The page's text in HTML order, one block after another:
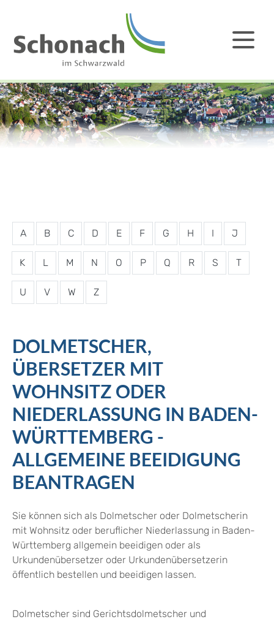
A B C D E F G H I J
K L M N O P Q R S T
U V W Z
DOLMETSCHER,
ÜBERSETZER MIT
WOHNSITZ ODER
NIEDERLASSUNG IN BADEN-
WÜRTTEMBERG -
ALLGEMEINE BEEIDIGUNG
BEANTRAGEN
Sie können sich als Dolmetscher oder Dolmetscherin
mit Wohnsitz oder beruflicher Niederlassung in Baden-
Württemberg allgemein beeidigen oder als
Urkundenübersetzer oder Urkundenübersetzerin
öffentlich bestellen und beeidigen lassen.
Dolmetscher sind Gerichtsdolmetscher und